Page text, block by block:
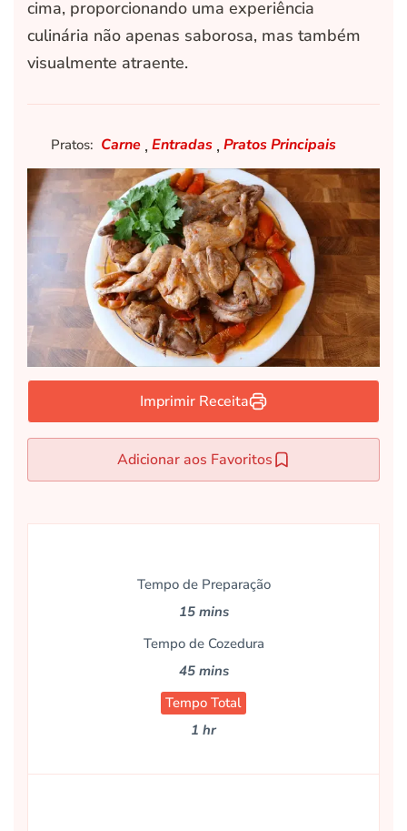
cima, proporcionando uma experiência
culinária não apenas saborosa, mas também
visualmente atraente.
Pratos: Carne , Entradas , Pratos Principais
Imprimir Receita
Adicionar aos Favoritos
Tempo de Preparação
15 mins
Tempo de Cozedura
45 mins
Tempo Total
1 hr